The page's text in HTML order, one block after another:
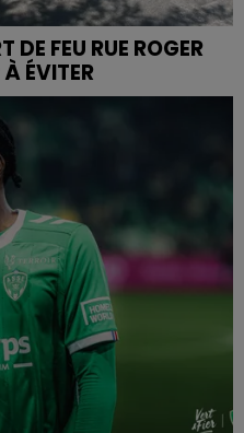
DE FEU RUE ROGER
À ÉVITER